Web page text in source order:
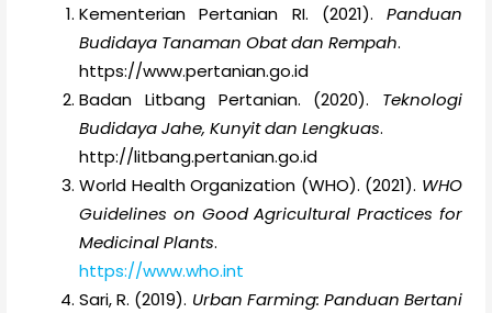
Kementerian Pertanian RI. (2021).Panduan
Budidaya Tanaman Obat dan Rempah.
https://www.pertanian.go.id
Badan Litbang Pertanian. (2020). Teknologi
Budidaya Jahe, Kunyit dan Lengkuas.
http://litbang.pertanian.go.id
World Health Organization (WHO). (2021). WHO
Guidelines on Good Agricultural Practices for
Medicinal Plants.
https://www.who.int
Sari, R. (2019). Urban Farming: Panduan Bertani